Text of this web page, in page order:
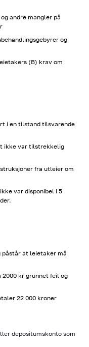
andre mangler på
og
(B) krav om
i en tilstand tilsvarende
ikke var tilstrekkelig
fra utleier om
var disponibel i 5
at leietaker må
kr grunnet feil og
22 000 kroner
depositumskonto som